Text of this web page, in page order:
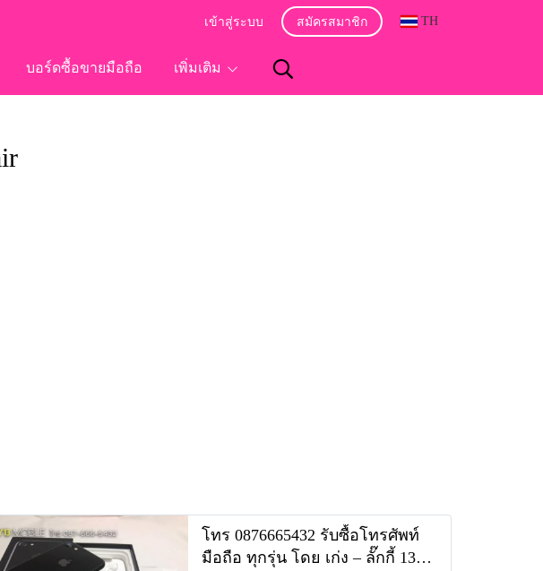
เข้าสู่ระบบ สมัครสมาชิก TH
บอร์ดซื้อขายมือถือ เพิ่มเติม
โทร 0876665432 รับซื้อโทรศัพท์
มือถือ ทุกรุ่น โดย เก่ง – ​ลั๊กกี้ 13